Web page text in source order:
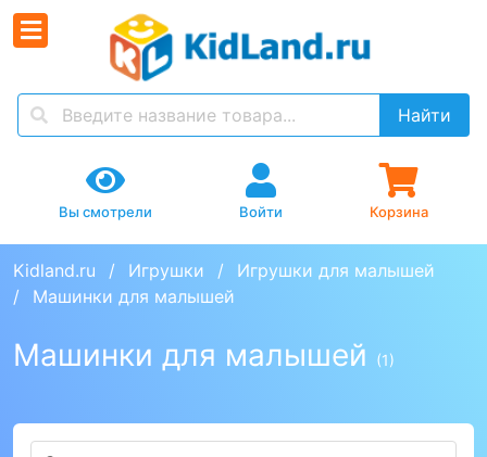
Найти
Вы смотрели Войти Корзина
Kidland.ru Игрушки
Игрушки для малышей
Машинки для малышей
Машинки для малышей (1)